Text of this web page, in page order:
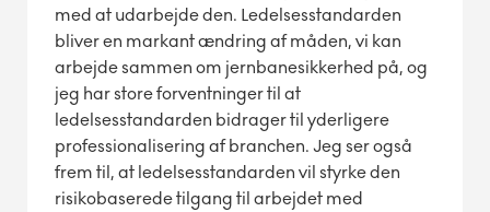
med at udarbejde den. Ledelsesstandarden
bliver en markant ændring af måden, vi kan
arbejde sammen om jernbanesikkerhed på, og
jeg har store forventninger til at
ledelsesstandarden bidrager til yderligere
professionalisering af branchen. Jeg ser også
frem til, at ledelsesstandarden vil styrke den
risikobaserede tilgang til arbejdet med